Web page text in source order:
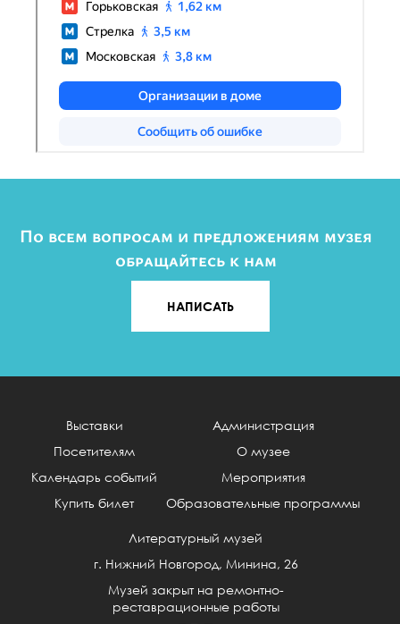
По всем вопросам и предложениям музея
обращайтесь к нам
НАПИСАТЬ
Выставки
Посетителям
Календарь событий
Купить билет
Администрация
О музее
Мероприятия
Образовательные программы
Литературный музей
г. Нижний Новгород, Минина, 26
Музей закрыт на ремонтно-
реставрационные работы